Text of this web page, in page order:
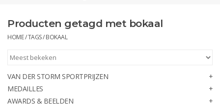
Kinderbestekjes met gratis
Producten getagd met bokaal
HOME/TAGS/BOKAAL
VAN DER STORM SPORTPRIJZEN
MEDAILLES
AWARDS & BEELDEN